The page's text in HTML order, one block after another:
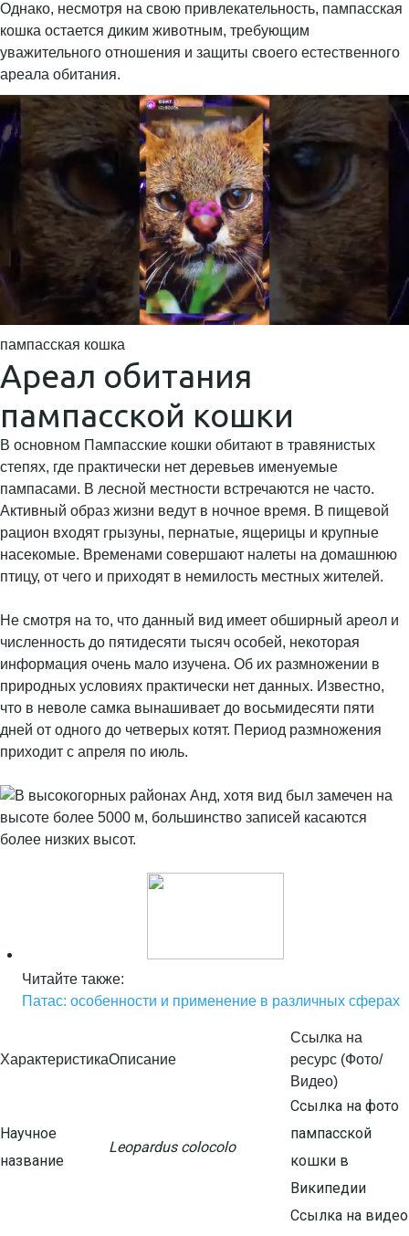
Однако, несмотря на свою привлекательность, пампасская
кошка остается диким животным, требующим
уважительного отношения и защиты своего естественного
ареала обитания.
пампасская кошка
Ареал обитания
пампасской кошки
В основном Пампасские кошки обитают в травянистых
степях, где практически нет деревьев именуемые
пампасами. В лесной местности встречаются не часто.
Активный образ жизни ведут в ночное время. В пищевой
рацион входят грызуны, пернатые, ящерицы и крупные
насекомые. Временами совершают налеты на домашнюю
птицу, от чего и приходят в немилость местных жителей.
Не смотря на то, что данный вид имеет обширный ареол и
численность до пятидесяти тысяч особей, некоторая
информация очень мало изучена. Об их размножении в
природных условиях практически нет данных. Известно,
что в неволе самка вынашивает до восьмидесяти пяти
дней от одного до четверых котят. Период размножения
приходит с апреля по июль.
Читайте также:
Патас: особенности и применение в различных сферах
ХарактеристикаОписание
Ссылка на
ресурс (Фото/
Видео)
Научное
название
Leopardus colocolo
Ссылка на фото
пампасской
кошки в
Википедии
Ссылка на видео